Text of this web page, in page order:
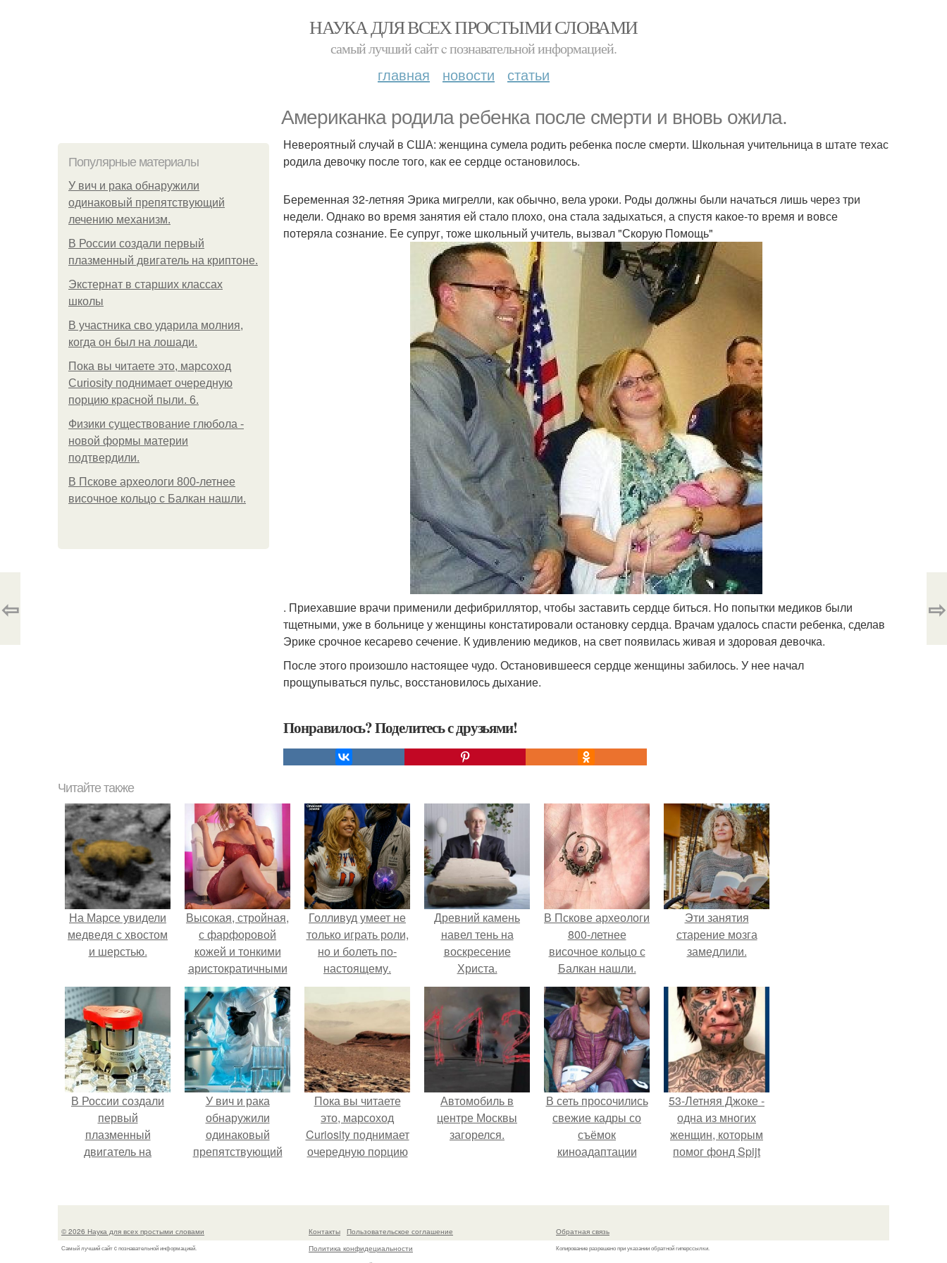
НАУКА ДЛЯ ВСЕХ ПРОСТЫМИ СЛОВАМИ
самый лучший сайт c познавательной информацией.
главная новости статьи
Американка родила ребенка после смерти и вновь ожила.
Популярные материалы
У вич и рака обнаружили
одинаковый препятствующий
лечению механизм.
В России создали первый
плазменный двигатель на криптоне.
Экстернат в старших классах
школы
В участника сво ударила молния,
когда он был на лошади.
Пока вы читаете это, марсоход
Curiosity поднимает очередную
порцию красной пыли. 6.
Физики существование глюбола -
новой формы материи
подтвердили.
В Пскове археологи 800-летнее
височное кольцо с Балкан нашли.
Невероятный случай в США: женщина сумела родить ребенка после смерти. Школьная учительница в штате техас
родила девочку после того, как ее сердце остановилось.
Беременная 32-летняя Эрика мигрелли, как обычно, вела уроки. Роды должны были начаться лишь через три
недели. Однако во время занятия ей стало плохо, она стала задыхаться, а спустя какое-то время и вовсе
потеряла сознание. Ее супруг, тоже школьный учитель, вызвал "Скорую Помощь"
. Приехавшие врачи применили дефибриллятор, чтобы заставить сердце биться. Но попытки медиков были
тщетными, уже в больнице у женщины констатировали остановку сердца. Врачам удалось спасти ребенка, сделав
Эрике срочное кесарево сечение. К удивлению медиков, на свет появилась живая и здоровая девочка.
После этого произошло настоящее чудо. Остановившееся сердце женщины забилось. У нее начал
прощупываться пульс, восстановилось дыхание.
Понравилось? Поделитесь с друзьями!
⇦ ⇨
Читайте также
На Марсе увидели
медведя с хвостом
и шерстью.
Высокая, стройная,
с фарфоровой
кожей и тонкими
аристократичными
чертами, эль
выглядит так, будто
сошла с полотна
художника.
Голливуд умеет не
только играть роли,
но и болеть по-
настоящему.
Древний камень
навел тень на
воскресение
Христа.
В Пскове археологи
800-летнее
височное кольцо с
Балкан нашли.
Эти занятия
старение мозга
замедлили.
В России создали
первый
плазменный
двигатель на
У вич и рака
обнаружили
одинаковый
препятствующий
Пока вы читаете
это, марсоход
Curiosity поднимает
очередную порцию
Автомобиль в
центре Москвы
загорелся.
В сеть просочились
свежие кадры со
съёмок
киноадаптации
моментально
приковано к Тиган
крофт.
53-Летняя Джоке -
одна из многих
женщин, которым
помог фонд Spijt
Роттердаме.
© 2026 Наука для всех простыми словами
Самый лучший сайт c познавательной информацией.
Контакты
Пользовательское соглашение
Политика конфидециальности
Обратная связь
Копирование разрешено при указании обратной гиперссылки.